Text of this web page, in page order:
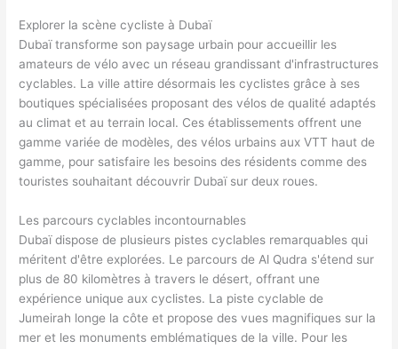
Explorer la scène cycliste à Dubaï
Dubaï transforme son paysage urbain pour accueillir les
amateurs de vélo avec un réseau grandissant d'infrastructures
cyclables. La ville attire désormais les cyclistes grâce à ses
boutiques spécialisées proposant des vélos de qualité adaptés
au climat et au terrain local. Ces établissements offrent une
gamme variée de modèles, des vélos urbains aux VTT haut de
gamme, pour satisfaire les besoins des résidents comme des
touristes souhaitant découvrir Dubaï sur deux roues.
Les parcours cyclables incontournables
Dubaï dispose de plusieurs pistes cyclables remarquables qui
méritent d'être explorées. Le parcours de Al Qudra s'étend sur
plus de 80 kilomètres à travers le désert, offrant une
expérience unique aux cyclistes. La piste cyclable de
Jumeirah longe la côte et propose des vues magnifiques sur la
mer et les monuments emblématiques de la ville. Pour les